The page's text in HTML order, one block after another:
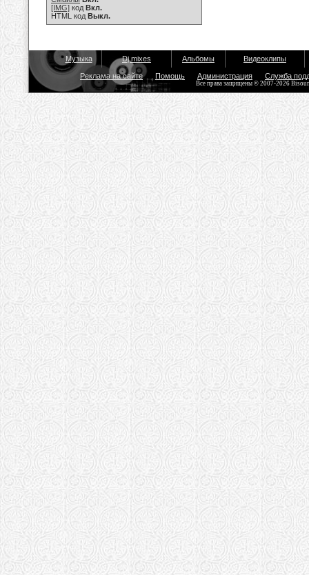
[IMG] код Вкл.
HTML код Выкл.
Музыка Dj mixes Альбомы Видеоклипы
Реклама на сайте Помощь Администрация Служба
Все права защищены © 2007-2026